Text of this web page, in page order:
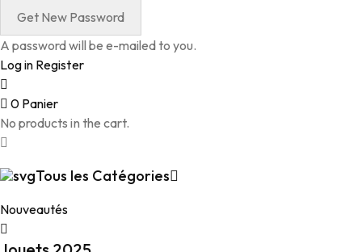
A password will be e-mailed to you.
Log in Register
0 Panier
No products in the cart.
Tous les Catégories
Nouveautés